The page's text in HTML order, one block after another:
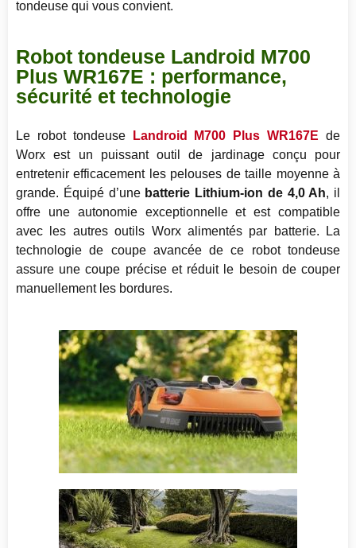
tondeuse qui vous convient.
Robot tondeuse Landroid M700
Plus WR167E : performance,
sécurité et technologie
Le robot tondeuse Landroid M700 Plus WR167E de
Worx est un puissant outil de jardinage conçu pour
entretenir efficacement les pelouses de taille moyenne à
grande. Équipé d’une batterie Lithium-ion de 4,0 Ah, il
offre une autonomie exceptionnelle et est compatible
avec les autres outils Worx alimentés par batterie. La
technologie de coupe avancée de ce robot tondeuse
assure une coupe précise et réduit le besoin de couper
manuellement les bordures.